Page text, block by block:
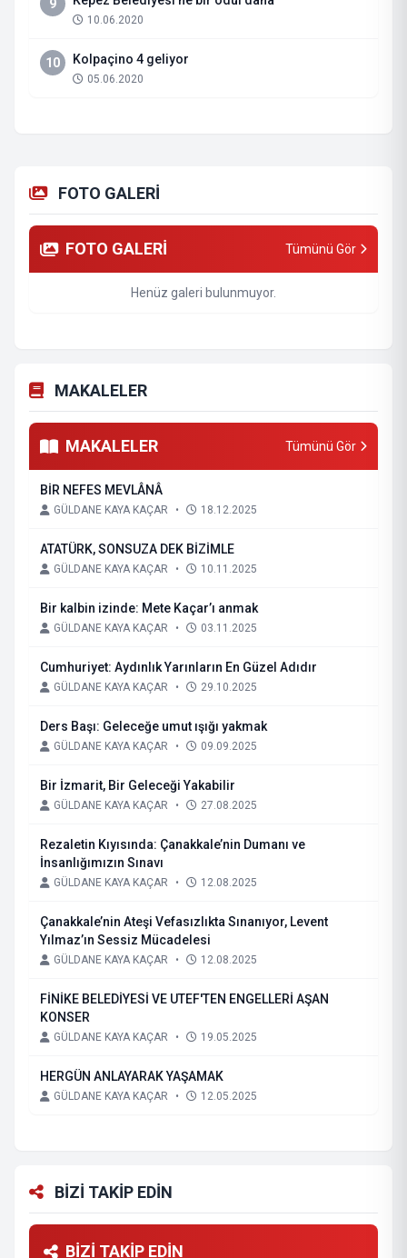
9
10.06.2020
10 Kolpaçino 4 geliyor
05.06.2020
FOTO GALERİ
FOTO GALERİ Tümünü Gör
Henüz galeri bulunmuyor.
MAKALELER
MAKALELER Tümünü Gör
BİR NEFES MEVLÂNÂ
GÜLDANE KAYA KAÇAR • 18.12.2025
ATATÜRK, SONSUZA DEK BİZİMLE
GÜLDANE KAYA KAÇAR • 10.11.2025
Bir kalbin izinde: Mete Kaçar’ı anmak
GÜLDANE KAYA KAÇAR • 03.11.2025
Cumhuriyet: Aydınlık Yarınların En Güzel Adıdır
GÜLDANE KAYA KAÇAR • 29.10.2025
Ders Başı: Geleceğe umut ışığı yakmak
GÜLDANE KAYA KAÇAR • 09.09.2025
Bir İzmarit, Bir Geleceği Yakabilir
GÜLDANE KAYA KAÇAR • 27.08.2025
Rezaletin Kıyısında: Çanakkale’nin Dumanı ve
İnsanlığımızın Sınavı
GÜLDANE KAYA KAÇAR • 12.08.2025
Çanakkale’nin Ateşi Vefasızlıkta Sınanıyor, Levent
Yılmaz’ın Sessiz Mücadelesi
GÜLDANE KAYA KAÇAR • 12.08.2025
FİNİKE BELEDİYESİ VE UTEF'TEN ENGELLERİ AŞAN
KONSER
GÜLDANE KAYA KAÇAR • 19.05.2025
HERGÜN ANLAYARAK YAŞAMAK
GÜLDANE KAYA KAÇAR • 12.05.2025
BİZİ TAKİP EDİN
BİZİ TAKİP EDİN